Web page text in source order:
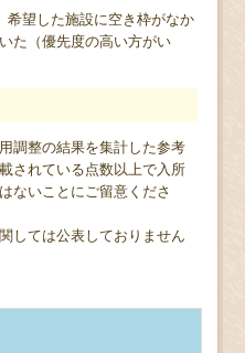
望した施設に空き枠がなか
た（優先度の高い方がい
調整の結果を集計した参考
されている点数以上で入所
ないことにご留意くださ
しては公表しておりません